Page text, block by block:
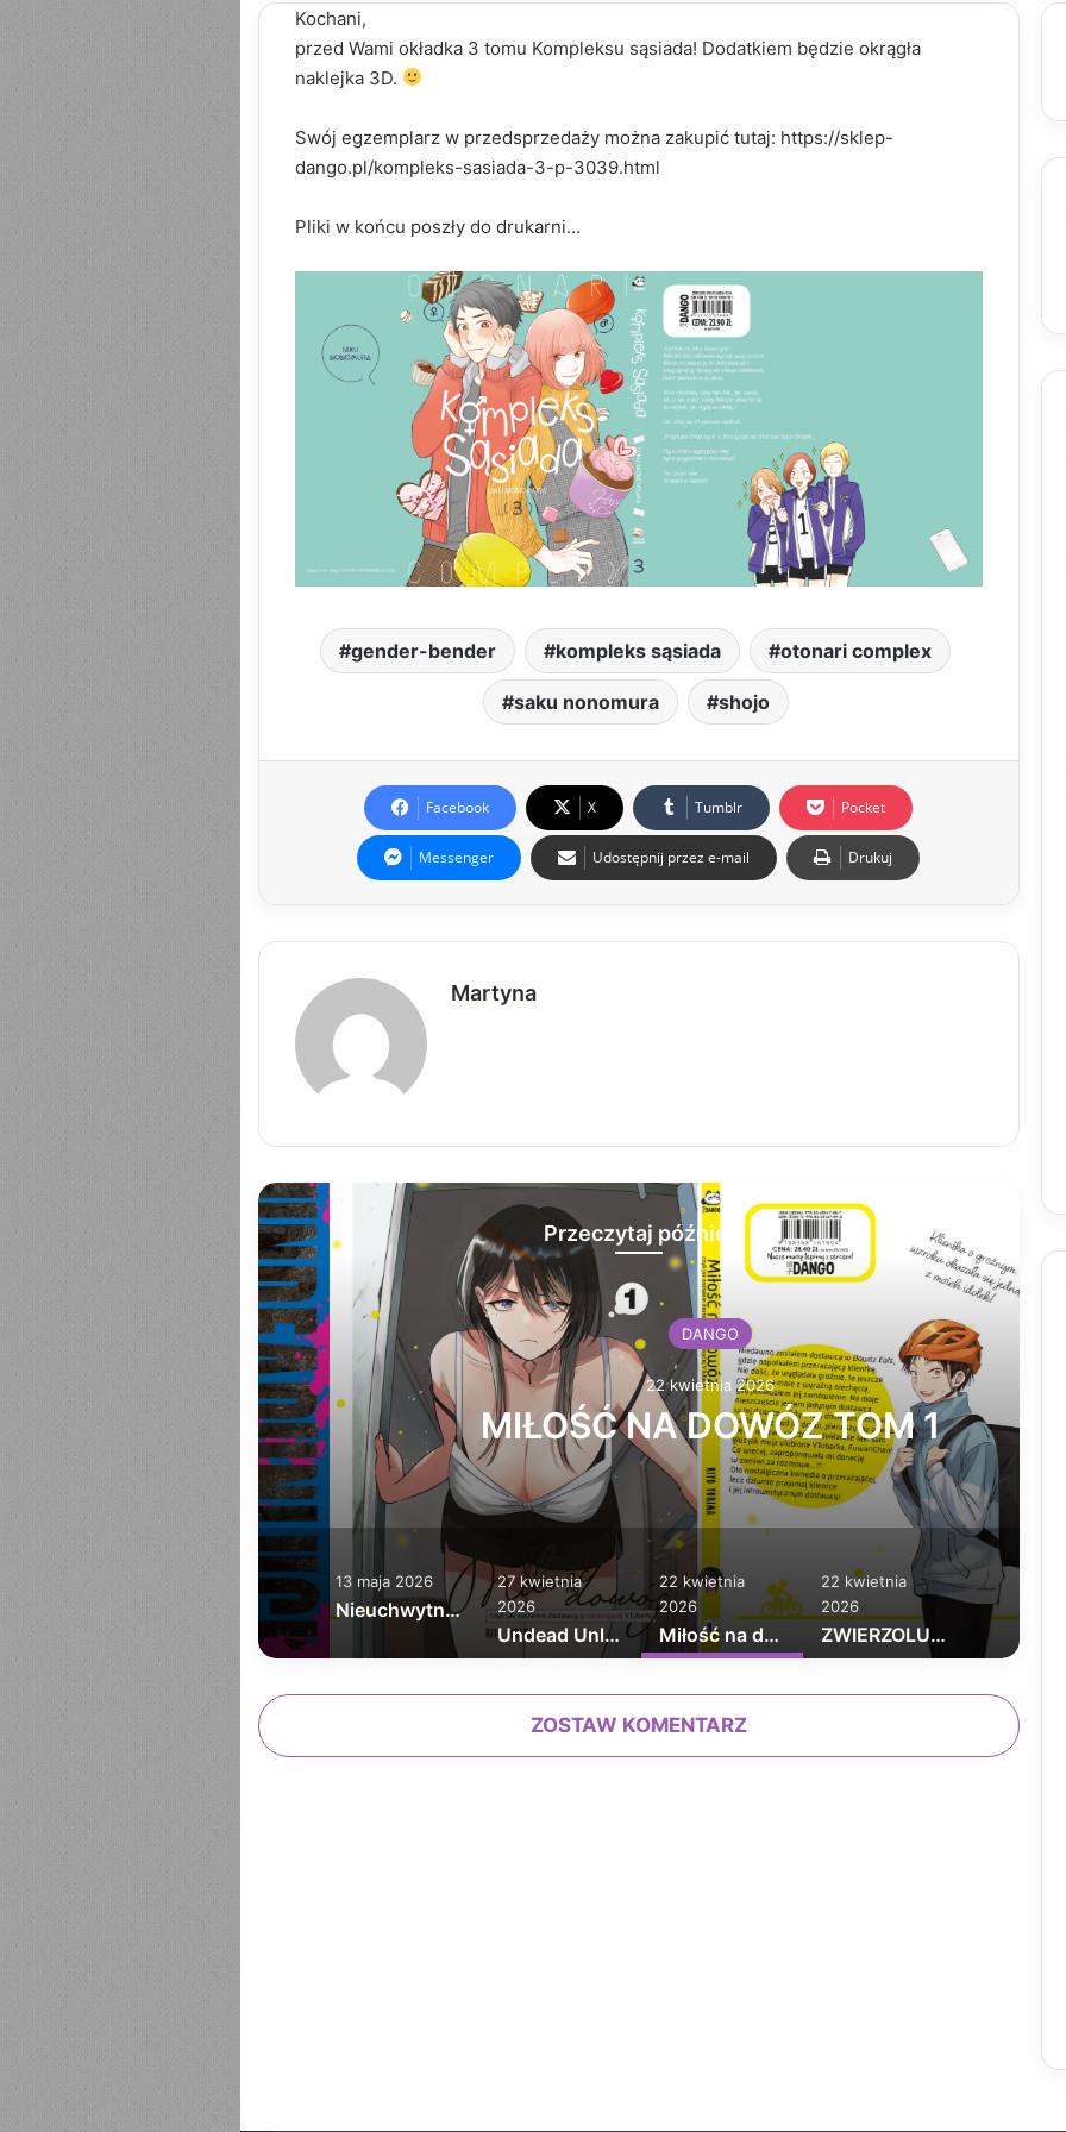
Kochani,
przed Wami okładka 3 tomu Kompleksu sąsiada! Dodatkiem będzie okrągła
naklejka 3D.
Swój egzemplarz w przedsprzedaży można zakupić tutaj: https://sklep-
dango.pl/kompleks-sasiada-3-p-3039.html
Pliki w końcu poszły do drukarni…
gender-bender kompleks sąsiada otonari complex
saku nonomura shojo
Facebook X Tumblr Pocket
Messenger Udostępnij przez e-mail Drukuj
Martyna
Przeczytaj później
1
DANGO
22 kwietnia 2026
MIŁOŚĆ NA DOWÓZ TOM 1
13 maja 2026
Nieuchwytny Samuraj tom 1
27 kwietnia
2026
Undead Unluck tom 1
22 kwietnia
2026
Miłość na dowóz tom 1
22 kwietnia
2026
ZWIERZOLUDZIE TOM 2
ZOSTAW KOMENTARZ